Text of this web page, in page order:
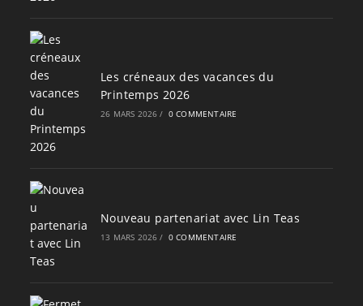
Les créneaux des vacances du
Printemps 2026
26 MARS 2026 / 0 COMMENTAIRE
Nouveau partenariat avec Lin Teas
13 MARS 2026 / 0 COMMENTAIRE